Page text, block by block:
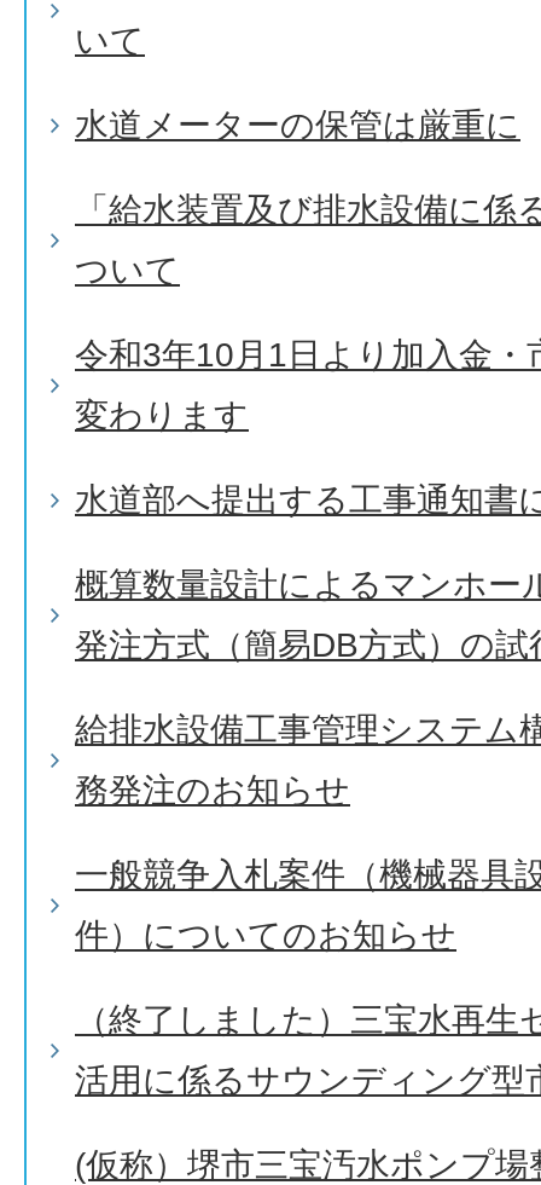
いて
水道メーターの保管は厳重に
「給水装置及び排水設備に係
ついて
令和3年10月1日より加入金・
変わります
水道部へ提出する工事通知書
概算数量設計によるマンホー
発注方式（簡易DB方式）の
給排水設備工事管理システム
務発注のお知らせ
一般競争入札案件（機械器具
件）についてのお知らせ
（終了しました）三宝水再
活用に係るサウンディング型
(仮称）堺市三宝汚水ポンプ